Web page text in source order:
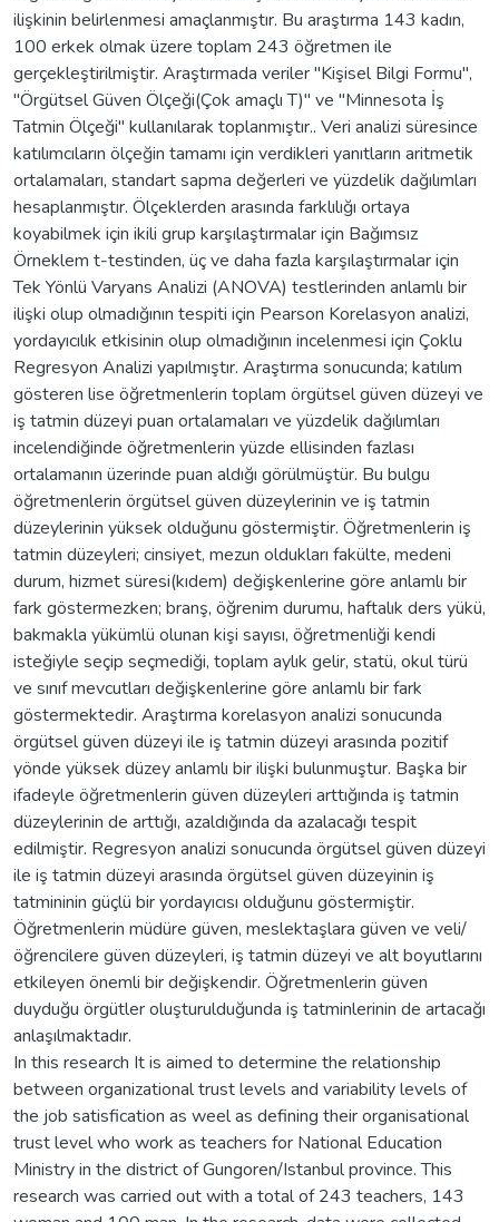
ilişkinin belirlenmesi amaçlanmıştır. Bu araştırma 143 kadın,
100 erkek olmak üzere toplam 243 öğretmen ile
gerçekleştirilmiştir. Araştırmada veriler "Kişisel Bilgi Formu",
"Örgütsel Güven Ölçeği(Çok amaçlı T)" ve "Minnesota İş
Tatmin Ölçeği" kullanılarak toplanmıştır.. Veri analizi süresince
katılımcıların ölçeğin tamamı için verdikleri yanıtların aritmetik
ortalamaları, standart sapma değerleri ve yüzdelik dağılımları
hesaplanmıştır. Ölçeklerden arasında farklılığı ortaya
koyabilmek için ikili grup karşılaştırmalar için Bağımsız
Örneklem t-testinden, üç ve daha fazla karşılaştırmalar için
Tek Yönlü Varyans Analizi (ANOVA) testlerinden anlamlı bir
ilişki olup olmadığının tespiti için Pearson Korelasyon analizi,
yordayıcılık etkisinin olup olmadığının incelenmesi için Çoklu
Regresyon Analizi yapılmıştır. Araştırma sonucunda; katılım
gösteren lise öğretmenlerin toplam örgütsel güven düzeyi ve
iş tatmin düzeyi puan ortalamaları ve yüzdelik dağılımları
incelendiğinde öğretmenlerin yüzde ellisinden fazlası
ortalamanın üzerinde puan aldığı görülmüştür. Bu bulgu
öğretmenlerin örgütsel güven düzeylerinin ve iş tatmin
düzeylerinin yüksek olduğunu göstermiştir. Öğretmenlerin iş
tatmin düzeyleri; cinsiyet, mezun oldukları fakülte, medeni
durum, hizmet süresi(kıdem) değişkenlerine göre anlamlı bir
fark göstermezken; branş, öğrenim durumu, haftalık ders yükü,
bakmakla yükümlü olunan kişi sayısı, öğretmenliği kendi
isteğiyle seçip seçmediği, toplam aylık gelir, statü, okul türü
ve sınıf mevcutları değişkenlerine göre anlamlı bir fark
göstermektedir. Araştırma korelasyon analizi sonucunda
örgütsel güven düzeyi ile iş tatmin düzeyi arasında pozitif
yönde yüksek düzey anlamlı bir ilişki bulunmuştur. Başka bir
ifadeyle öğretmenlerin güven düzeyleri arttığında iş tatmin
düzeylerinin de arttığı, azaldığında da azalacağı tespit
edilmiştir. Regresyon analizi sonucunda örgütsel güven düzeyi
ile iş tatmin düzeyi arasında örgütsel güven düzeyinin iş
tatmininin güçlü bir yordayıcısı olduğunu göstermiştir.
Öğretmenlerin müdüre güven, meslektaşlara güven ve veli/
öğrencilere güven düzeyleri, iş tatmin düzeyi ve alt boyutlarını
etkileyen önemli bir değişkendir. Öğretmenlerin güven
duyduğu örgütler oluşturulduğunda iş tatminlerinin de artacağı
anlaşılmaktadır.
In this research It is aimed to determine the relationship
between organizational trust levels and variability levels of
the job satisfication as weel as defining their organisational
trust level who work as teachers for National Education
Ministry in the district of Gungoren/Istanbul province. This
research was carried out with a total of 243 teachers, 143